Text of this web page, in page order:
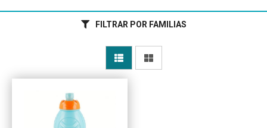
FILTRAR POR FAMILIAS